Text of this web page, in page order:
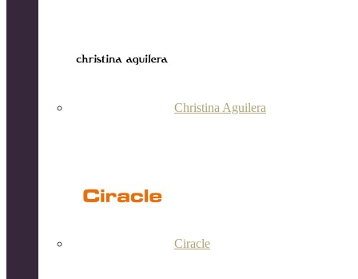
Christina Aguilera
Ciracle